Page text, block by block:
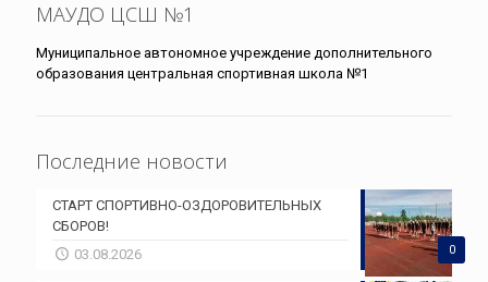
МАУДО ЦСШ №1
Муниципальное автономное учреждение дополнительного
образования центральная спортивная школа №1
Последние новости
0
СТАРТ СПОРТИВНО-ОЗДОРОВИТЕЛЬНЫХ
СБОРОВ!
03.08.2026